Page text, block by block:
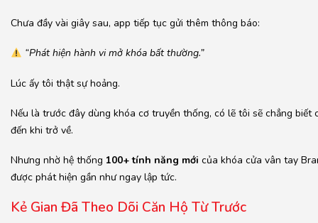
Chưa đầy vài giây sau, app tiếp tục gửi thêm thông báo:
“Phát hiện hành vi mở khóa bất thường.”
Lúc ấy tôi thật sự hoảng.
Nếu là trước đây dùng khóa cơ truyền thống, có lẽ tôi sẽ chẳng biết
đến khi trở về.
Nhưng nhờ hệ thống 100+ tính năng mới của khóa cửa vân tay
được phát hiện gần như ngay lập tức.
Kẻ Gian Đã Theo Dõi Căn Hộ Từ Trước